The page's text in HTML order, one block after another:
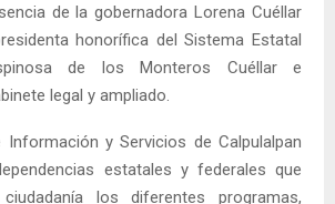
de la gobernadora Lorena Cuéllar
honorífica del Sistema Estatal
de los Monteros Cuéllar e
legal y ampliado.
Información y Servicios de Calpulalpan
estatales y federales que
los diferentes programas,